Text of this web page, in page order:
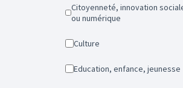
Citoyenneté, innovation sociale
ou numérique
Culture
Education, enfance, jeunesse